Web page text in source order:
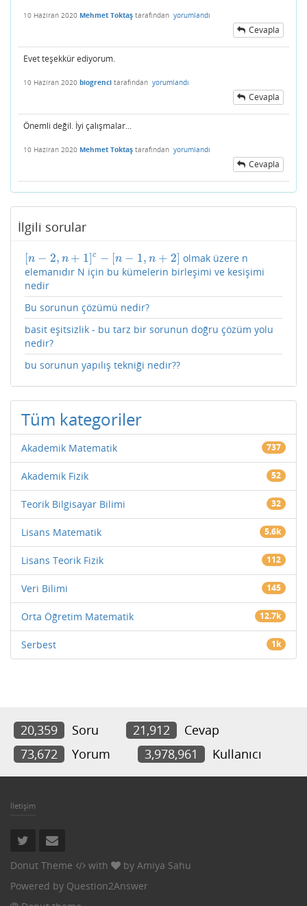
10 Haziran 2020 Mehmet Toktaş tarafından yorumlandı
Cevapla
Evet teşekkür ediyorum.
10 Haziran 2020 biogrenci tarafından yorumlandı
Cevapla
Önemli değil. İyi çalışmalar...
10 Haziran 2020 Mehmet Toktaş tarafından yorumlandı
Cevapla
İlgili sorular
[n − 2, n + 1]c − [n − 1, n + 2]
n−2, n+ 1]c−[ n−1 n+ 2]
olmak üzere n
elemanıdır N için bu kümelerin birleşimi ve kesişimi
nedir
Bu sorunun çözümü nedir?
basit eşitsizlik - bu tarz bir sorunun doğru çözüm yolu
nedir?
bu sorunun yapılış tekniği nedir??
Tüm kategoriler
Akademik Matematik 737
Akademik Fizik 52
Teorik Bilgisayar Bilimi 32
Lisans Matematik 5.6k
Lisans Teorik Fizik 112
Veri Bilimi 145
Orta Öğretim Matematik 12.7k
Serbest 1k
20,359 Soru 21,912
Cevap
73,672
Yorum 3,978,961 Kullanıcı
İletişim
Donut Theme with by Amiya Sahu
Powered by Question2Answer